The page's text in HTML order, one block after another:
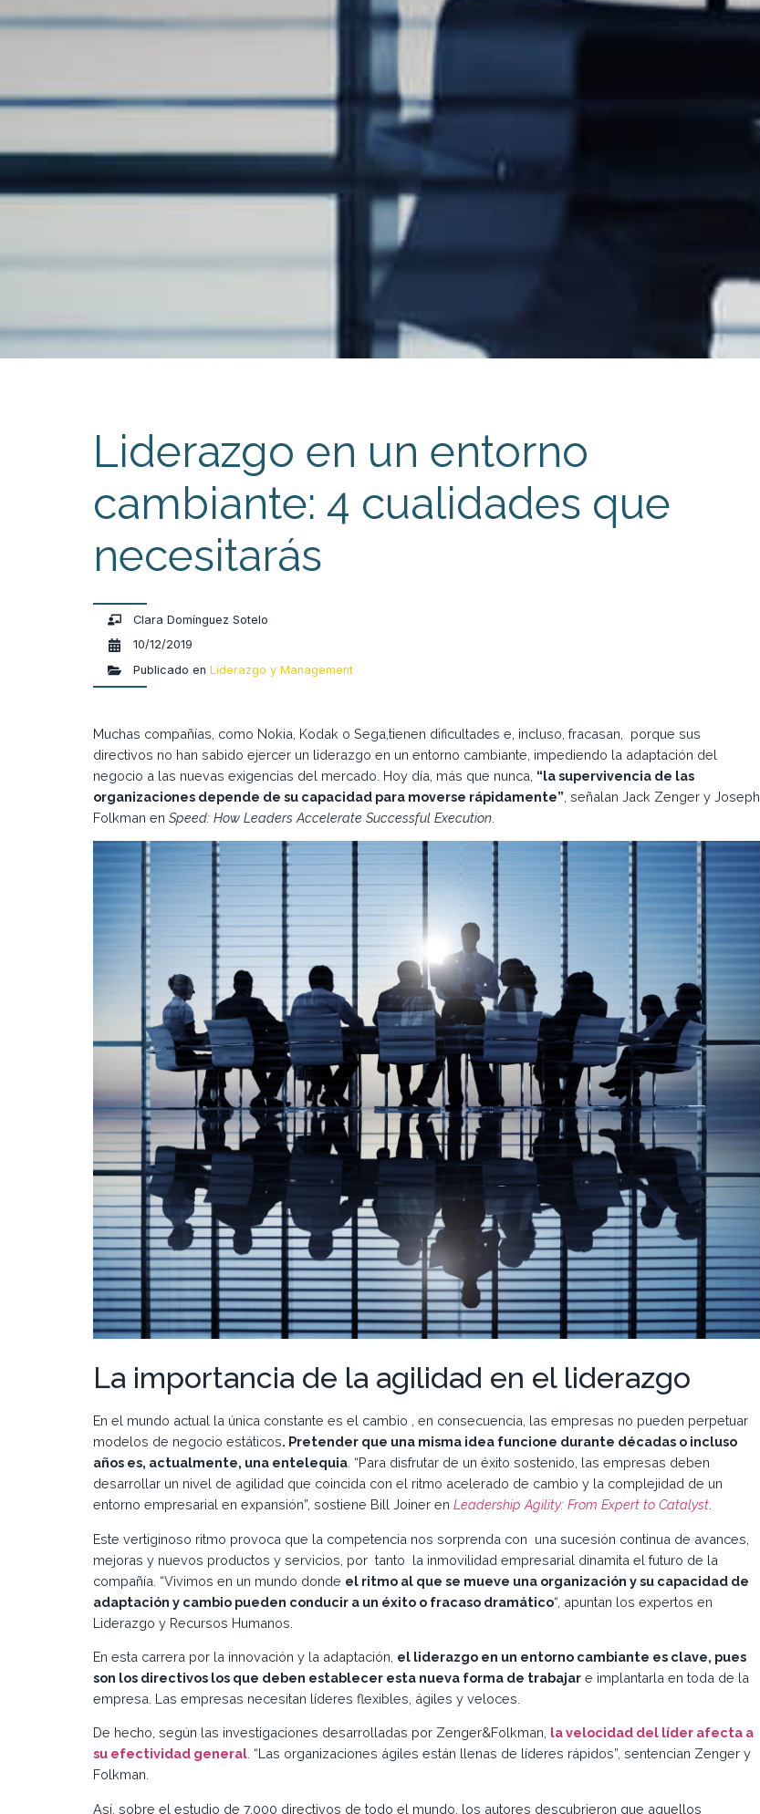
Liderazgo en un entorno
cambiante: 4 cualidades que
necesitarás
Clara Domínguez Sotelo
10/12/2019
Publicado en Liderazgo y Management
Muchas compañías, como Nokia, Kodak o Sega,tienen dificultades e, incluso, fracasan, porque sus
directivos no han sabido ejercer un liderazgo en un entorno cambiante, impediendo la adaptación del
negocio a las nuevas exigencias del mercado. Hoy día, más que nunca, “la supervivencia de las
organizaciones depende de su capacidad para moverse rápidamente” , señalan Jack Zenger y Joseph
Folkman en Speed: How Leaders Accelerate Successful Execution
La importancia de la agilidad en el liderazgo
En el mundo actual la única constante es el cambio , en consecuencia, las empresas no pueden perpetuar
modelos de negocio estáticos. Pretender que una misma idea funcione durante décadas o incluso
años es, actualmente, una entelequia . “Para disfrutar de un éxito sostenido, las empresas deben
desarrollar un nivel de agilidad que coincida con el ritmo acelerado de cambio y la complejidad de un
entorno empresarial en expansión”, sostiene Bill Joiner en Leadership Agility: From Expert to Catalyst
Este vertiginoso ritmo provoca que la competencia nos sorprenda con una sucesión continua de avances,
mejoras y nuevos productos y servicios, por tanto la inmovilidad empresarial dinamita el futuro de la
compañía. “Vivimos en un mundo donde el ritmo al que se mueve una organización y su capacidad de
adaptación y cambio pueden conducir a un éxito o fracaso dramático“, apuntan los expertos en
Liderazgo y Recursos Humanos.
En esta carrera por la innovación y la adaptación, el liderazgo en un entorno cambiante es clave, pues
son los directivos los que deben establecer esta nueva forma de trabajar e implantarla en toda de la
empresa. Las empresas necesitan líderes flexibles, ágiles y veloces.
De hecho, según las investigaciones desarrolladas por Zenger&Folkman, la velocidad del líder afecta a
su efectividad general . “Las organizaciones ágiles están llenas de líderes rápidos”, sentencian Zenger y
Folkman.
Así, sobre el estudio de 7.000 directivos de todo el mundo, los autores descubrieron que aquellos